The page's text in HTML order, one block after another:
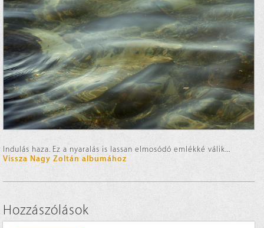
Indulás haza. Ez a nyaralás is lassan elmosódó emlékké válik...
Vissza Nagy Zoltán albumához
Hozzászólások